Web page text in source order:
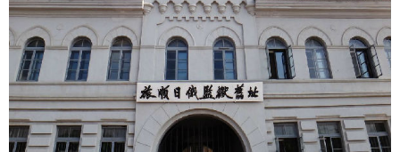
旅游 健康 信息化 数据
金融 公益 军事 无人机
富媒体 摄影 新华广播